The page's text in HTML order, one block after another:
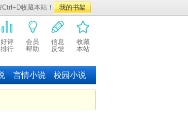
Ctrl+D收藏本站！ 我的书架
好评
排行
会员
帮助
信息
反馈
收藏
本站
言情小说 校园小说